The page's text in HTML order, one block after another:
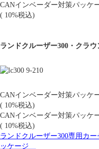
CANインベーダー対策パッ
( 10%税込)
ランドクルーザー300・クラ
CANインベーダー対策パッ
( 10%税込)
CANインベーダー対策パッ
( 10%税込)
ランドクルーザー300専用カ
ッケージ